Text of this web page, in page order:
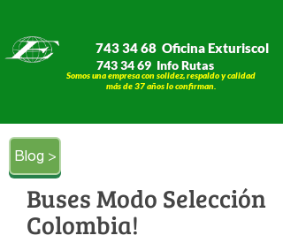
743 34 68 Oficina Exturiscol
Somos una empresa con solidez, respaldo y calidad
​​​​​​​más de 37 años lo confirman.
743 34 69 Info Rutas
Buses Modo Selección
Colombia!
Blog >